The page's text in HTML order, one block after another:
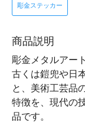
彫金ステッカー
商品説明
彫金メタルアー
古くは鎧兜や日
と、美術工芸品
特徴を、現代の
品です。